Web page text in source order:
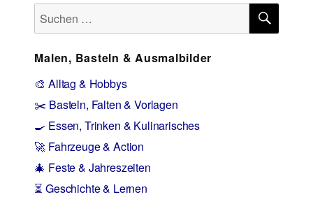
Suchen
nach:
Malen, Basteln & Ausmalbilder
🎨 Alltag & Hobbys
✂️ Basteln, Falten & Vorlagen
🍳 Essen, Trinken & Kulinarisches
🚀 Fahrzeuge & Action
🎄 Feste & Jahreszeiten
⏳ Geschichte & Lernen